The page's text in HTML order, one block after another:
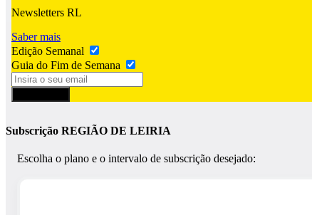
Newsletters RL
Saber mais
Edição Semanal
Guia do Fim de Semana
Subscrição REGIÃO DE LEIRIA
Escolha o plano e o intervalo de subscrição desejado: